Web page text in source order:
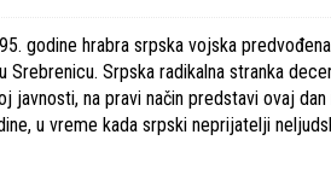
godine hrabra srpska vojska
Srebrenicu. Srpska radikalna stranka
javnosti, na pravi način predstavi ovaj
u vreme kada srpski neprijatelji